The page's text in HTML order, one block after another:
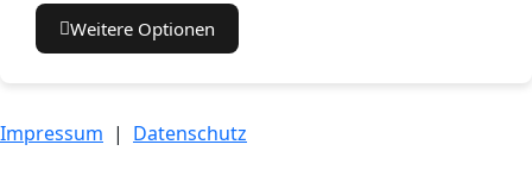
Weitere Optionen
Impressum | Datenschutz